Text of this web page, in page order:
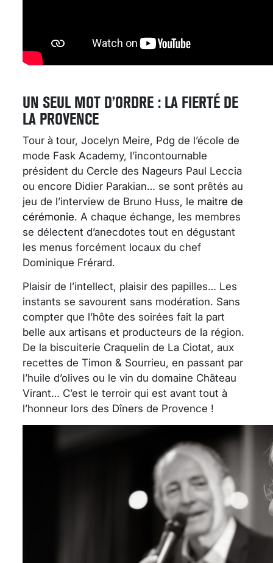
UN SEUL MOT D’ORDRE : LA FIERTÉ DE
LA PROVENCE
Tour à tour, Jocelyn Meire, Pdg de l’école de
mode Fask Academy, l’incontournable
président du Cercle des Nageurs Paul Leccia
ou encore Didier Parakian… se sont prêtés au
jeu de l’interview de Bruno Huss, le maitre de
cérémonie. A chaque échange, les membres
se délectent d’anecdotes tout en dégustant
les menus forcément locaux du chef
Dominique Frérard.
Plaisir de l’intellect, plaisir des papilles… Les
instants se savourent sans modération. Sans
compter que l’hôte des soirées fait la part
belle aux artisans et producteurs de la région.
De la biscuiterie Craquelin de La Ciotat, aux
recettes de Timon & Sourrieu, en passant par
l’huile d’olives ou le vin du domaine Château
Virant… C’est le terroir qui est avant tout à
l’honneur lors des Dîners de Provence !